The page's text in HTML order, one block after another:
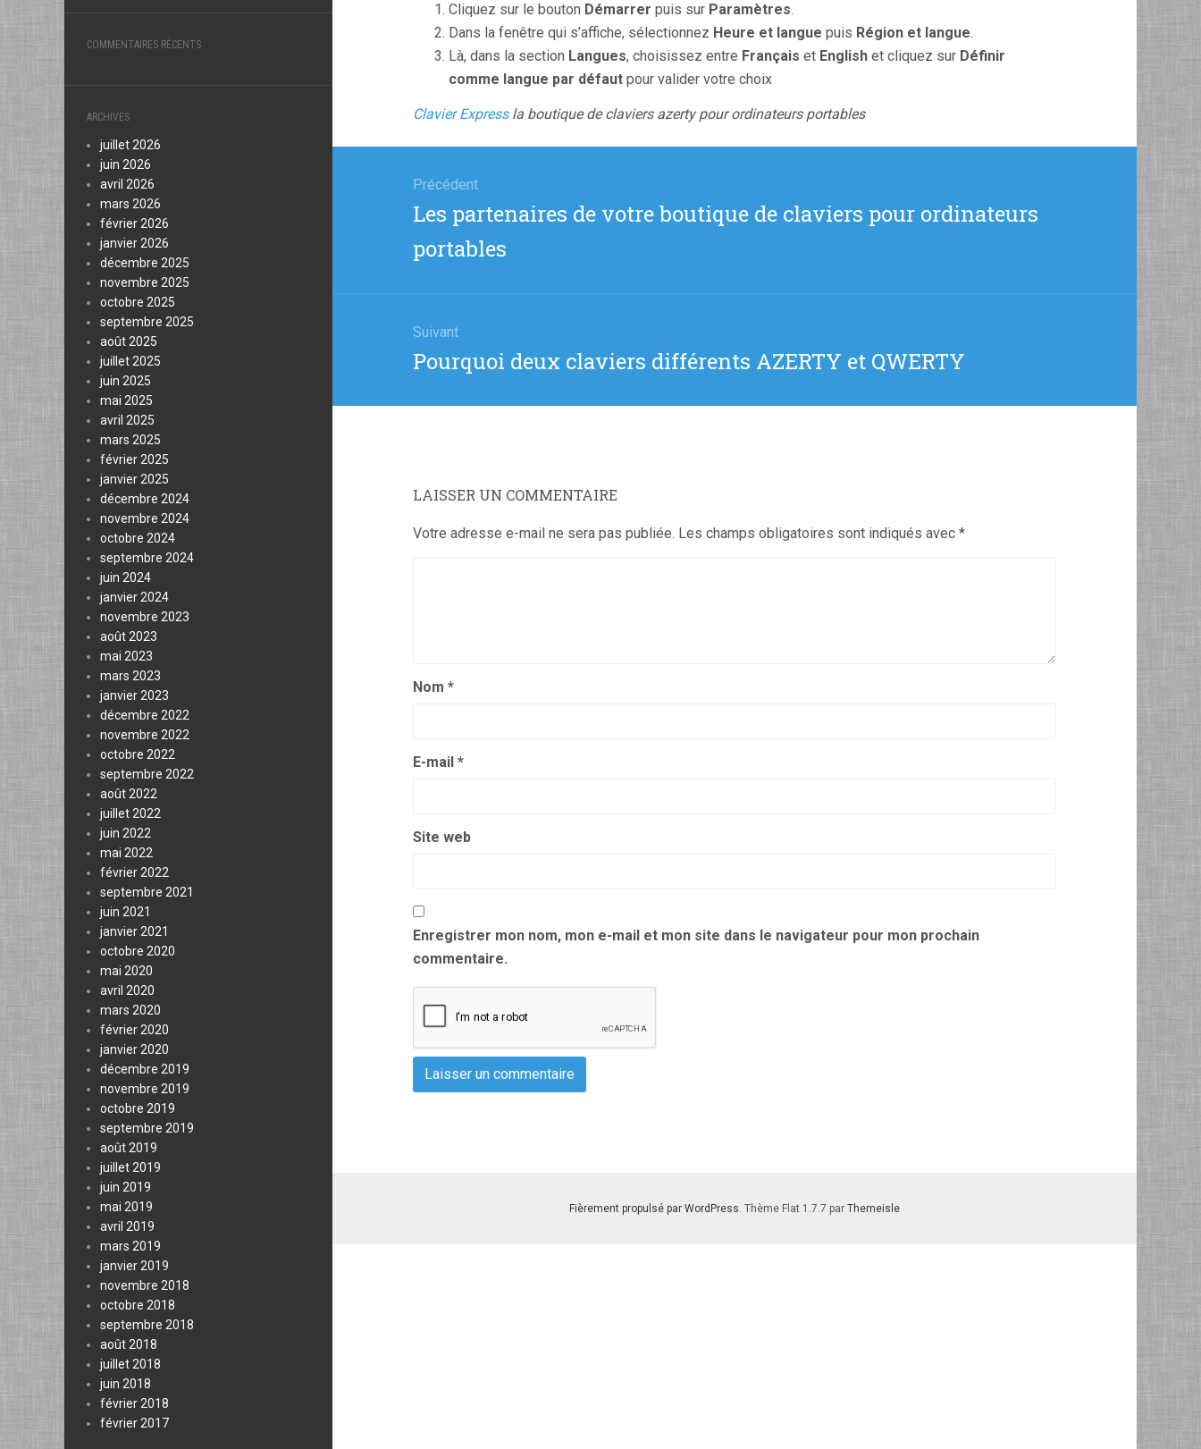
COMMENTAIRES RÉCENTS
ARCHIVES
juillet 2026
juin 2026
avril 2026
mars 2026
février 2026
janvier 2026
décembre 2025
novembre 2025
octobre 2025
septembre 2025
août 2025
juillet 2025
juin 2025
mai 2025
avril 2025
mars 2025
février 2025
janvier 2025
décembre 2024
novembre 2024
octobre 2024
septembre 2024
juin 2024
janvier 2024
novembre 2023
août 2023
mai 2023
mars 2023
janvier 2023
décembre 2022
novembre 2022
octobre 2022
septembre 2022
août 2022
juillet 2022
juin 2022
mai 2022
février 2022
septembre 2021
juin 2021
janvier 2021
octobre 2020
mai 2020
avril 2020
mars 2020
février 2020
janvier 2020
décembre 2019
novembre 2019
octobre 2019
septembre 2019
août 2019
juillet 2019
juin 2019
mai 2019
avril 2019
mars 2019
janvier 2019
novembre 2018
octobre 2018
septembre 2018
août 2018
juillet 2018
juin 2018
février 2018
février 2017
Cliquez sur le bouton Démarrer puis sur Paramètres.
Dans la fenêtre qui s’affiche, sélectionnez Heure et langue puis Région et langue.
Là, dans la section Langues, choisissez entre Français et English et cliquez sur Définir
comme langue par défaut pour valider votre choix
Clavier Expressla boutique de claviers azerty pour ordinateurs portables
l’article
Précédent
Article
précédent
Les partenaires de votre boutique de claviers pour ordinateurs
portables
Suivant
Article
Pourquoi deux claviers différents AZERTY et QWERTY
LAISSER UN COMMENTAIRE
Votre adresse e-mail ne sera pas publiée. Les champs obligatoires sont indiqués avec *
Nom *
E-mail *
Site web
Enregistrer mon nom, mon e-mail et mon site dans le navigateur pour mon prochain
commentaire.
Fièrement propulsé par WordPress. Thème Flat 1.7.7 par Themeisle